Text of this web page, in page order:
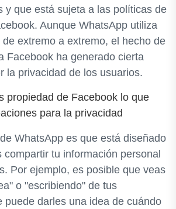
y que está sujeta a las políticas de
Aunque WhatsApp utiliza
extremo a extremo, el hecho de
Facebook ha generado cierta
la privacidad de los usuarios.
propiedad de Facebook lo que
para la privacidad
WhatsApp es que está diseñado
compartir tu información personal
Por ejemplo, es posible que veas
o "escribiendo" de tus
puede darles una idea de cuándo